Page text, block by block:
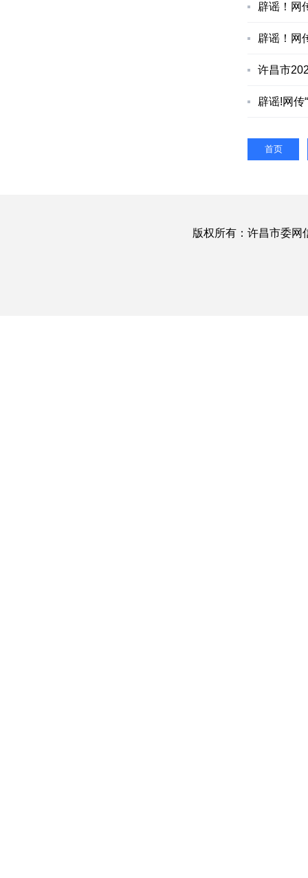
辟谣！网
辟谣！网
许昌市
辟谣!网传
首页
版权所有：许昌市委